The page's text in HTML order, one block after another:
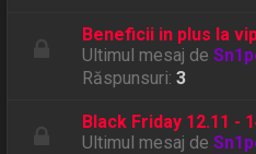
Beneficii in plus la
Ultimul mesaj de
Răspunsuri:3
Black Friday 12.11 -
Ultimul mesaj de